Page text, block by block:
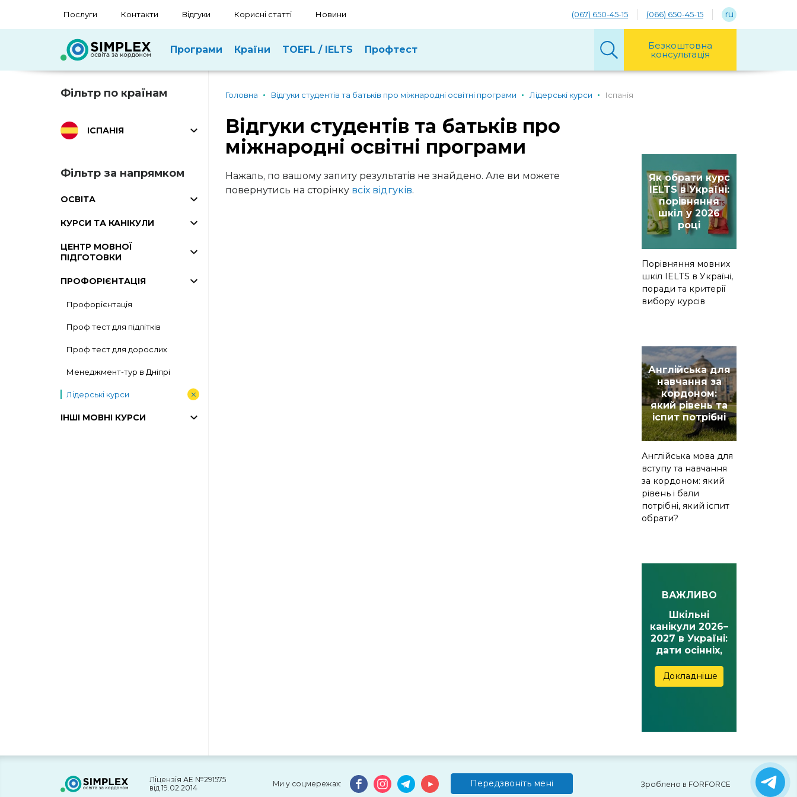
Послуги Контакти Відгуки Корисні статті Новини (067) 650-45-15 (066) 650-45-15 ru
Програми Країни TOEFL / IELTS Профтест Безкоштовна
консультація
Фільтр по країнам
ІСПАНІЯ
Фільтр за напрямком
ОСВІТА
КУРСИ ТА КАНІКУЛИ
ЦЕНТР МОВНОЇ
ПІДГОТОВКИ
ПРОФОРІЄНТАЦІЯ
Профорієнтація
Проф тест для підлітків
Проф тест для дорослих
Менеджмент-тур в Дніпрі
Лідерські курси
ІНШІ МОВНІ КУРСИ
Головна Відгуки студентів та батьків про міжнародні освітні програми Лідерські курси Іспанія
Відгуки студентів та батьків про
міжнародні освітні програми
Нажаль, по вашому запиту результатів не знайдено. Але ви можете
повернутись на сторінку всіх відгуків.
Як обрати курс
IELTS в Україні:
порівняння
шкіл у 2026
році
Порівняння мовних
шкіл IELTS в Україні,
поради та критерії
вибору курсів
Англійська для
навчання за
кордоном:
який рівень та
іспит потрібні
Англійська мова для
вступу та навчання
за кордоном: який
рівень і бали
потрібні, який іспит
обрати?
ВАЖЛИВО
Шкільні
канікули 2026–
2027 в Україні:
дати осінніх,
весняних та
літніх канікул
Докладніше
Ліцензія АЕ №291575
від 19.02.2014
Передзвоніть мені
Ми у соцмережах: Зроблено в FORFORCE